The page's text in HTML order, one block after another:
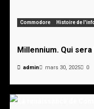
Commodore Histoire de
Millennium. Qui
admin mars 30, 2025 0